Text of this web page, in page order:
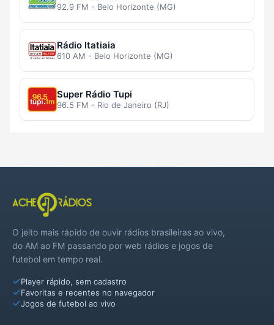
92.9 FM - Belo Horizonte (MG)
Rádio Itatiaia
610 AM - Belo Horizonte (MG)
Super Rádio Tupi
96.5 FM - Rio de Janeiro (RJ)
O jeito mais rápido de ouvir rádios brasileiras ao vivo,
do AM ao FM passando por web rádios e jogos de
futebol em tempo real.
Player rápido, sem cadastro
Favoritas e recentes no navegador
Jogos de futebol ao vivo